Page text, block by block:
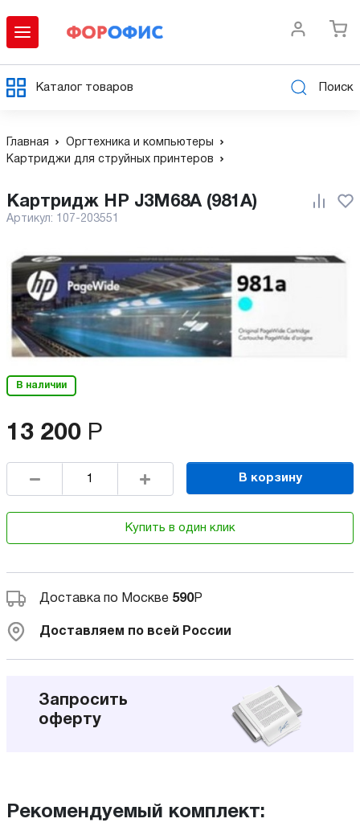
Каталог товаров Поиск
Главная
Оргтехника и компьютеры
Картриджи для струйных принтеров
Картридж HP J3M68A (981A)
Артикул: 107-203551
В наличии
13 200 Р
В корзину
Купить в один клик
Доставка по Москве 590Р
Доставляем по всей России
Запросить
оферту
Рекомендуемый комплект: